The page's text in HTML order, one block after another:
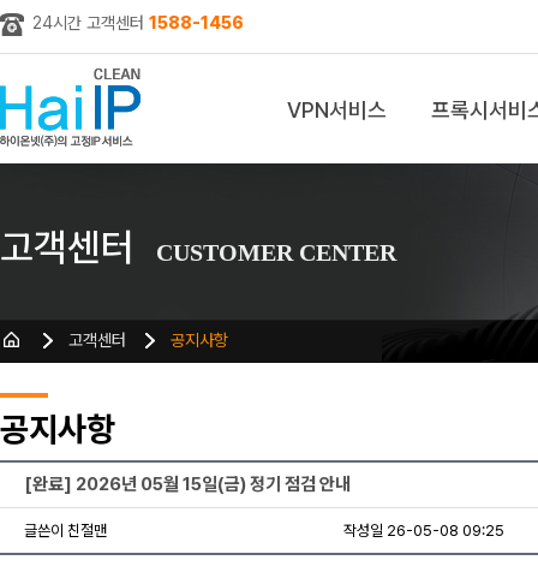
24시간 고객센터 1588-1456
VPN서비스 프록시서비
고객센터 CUSTOMER CENTER
고객센터 공지사항
공지사항
[완료] 2026년 05월 15일(금) 정기 점검 안내
글쓴이 친절맨 작성일 26-05-08 09:25